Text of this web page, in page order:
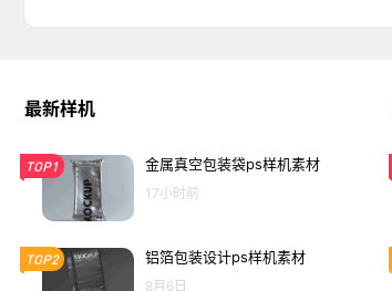
最新样机
TOP1 金属真空包装袋ps样机素材
17小时前
TOP2 铝箔包装设计ps样机素材
8月6日